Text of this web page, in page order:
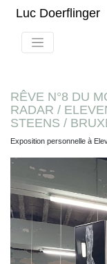
Luc Doerflinger
RÊVE N°8 DU
RADAR /
STEENS /
Exposition personnelle à